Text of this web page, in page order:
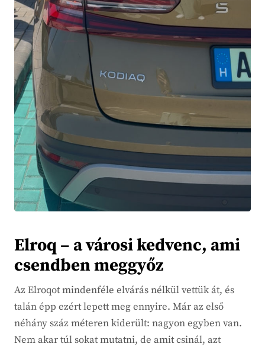
Elroq – a városi kedvenc, ami
csendben meggyőz
Az Elroqot mindenféle elvárás nélkül vettük át, és
talán épp ezért lepett meg ennyire. Már az első
néhány száz méteren kiderült: nagyon egyben van.
Nem akar túl sokat mutatni, de amit csinál, azt